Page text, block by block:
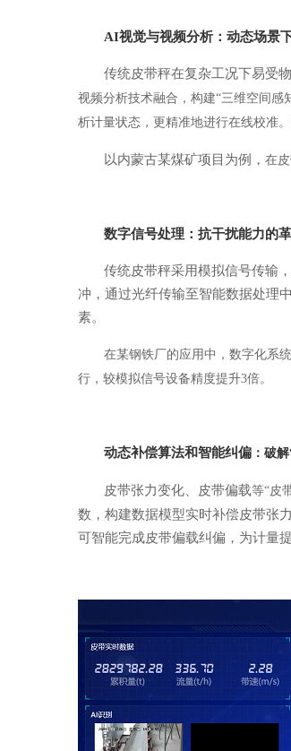
AI视觉与视频分析 ：动态场景
传统皮带秤在复杂工况下易受
视频分析技术融合，构建“三维空间
析计量状态，更精准地进行在线校准
以内蒙古某煤矿项目为例， 在
数字信号处理：抗干扰能力的
传统皮带秤采用模拟信号传输
冲，通过光纤传输至智能数据处理
素。
在某钢铁厂的应用中，数字化系
行，较模拟信号设备精度提升3倍。
动态补偿算法和智能纠偏 ：破解
皮带张力变化、 皮带偏载等“皮
数，构建数据模型实时补偿皮带张
可智能完成皮带偏载纠偏，为计量